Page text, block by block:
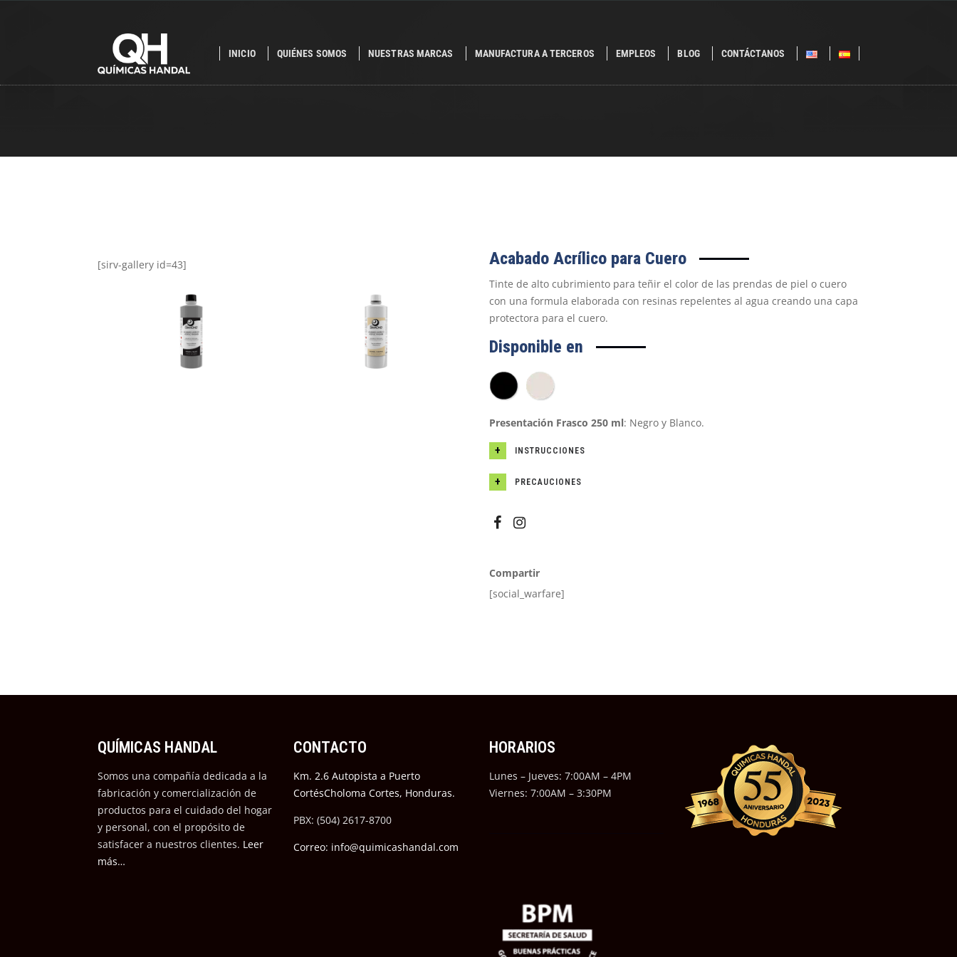
INICIO QUIÉNES SOMOS NUESTRAS MARCAS MANUFACTURA A TERCEROS EMPLEOS BLOG CONTÁCTANOS
[sirv-gallery id=43] Acabado Acrílico para Cuero
Tinte de alto cubrimiento para teñir el color de las prendas de piel o cuero
con una formula elaborada con resinas repelentes al agua creando una capa
protectora para el cuero.
Disponible en
Presentación Frasco 250 ml: Negro y Blanco.
INSTRUCCIONES
PRECAUCIONES
Compartir
[social_warfare]
QUÍMICAS HANDAL
Somos una compañía dedicada a la
fabricación y comercialización de
productos para el cuidado del hogar
y personal, con el propósito de
satisfacer a nuestros clientes. Leer
más…
CONTACTO
Km. 2.6 Autopista a Puerto
CortésCholoma Cortes, Honduras.
PBX: (504) 2617-8700
Correo: info@quimicashandal.com
HORARIOS
Lunes – Jueves: 7:00AM – 4PM
Viernes: 7:00AM – 3:30PM